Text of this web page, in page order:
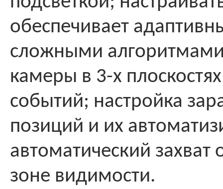
обеспечивает
сложными
камеры в 3-х
событий; настройка
позиций и их
автоматический
зоне видимости.